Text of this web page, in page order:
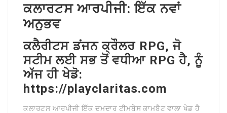
ਕਲਾਰਟਸ ਆਰਪੀਜੀ: ਇੱਕ ਨਵਾਂ
ਅਨੁਭਵ
ਕਲੈਰੀਟਸ ਡਂਜਨ ਕ੍ਰੌਲਰ RPG, ਜੋ
ਸਟੀਮ ਲਈ ਸਭ ਤੋਂ ਵਧੀਆ RPG ਹੈ, ਨੂੰ
ਅੱਜ ਹੀ ਖੇਡੋ:
https://playclaritas.com
ਕਲਾਰਟਸ ਆਰਪੀਜੀ ਇੱਕ ਦਮਦਾਰ ਟੀਮਬੇਸ ਕਾਮਬੈਟ ਵਾਲਾ ਖੇਡ ਹੈ